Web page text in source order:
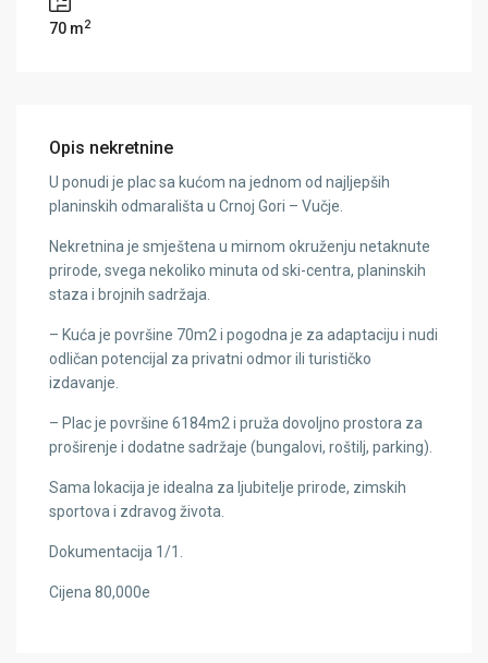
70 m2
Opis nekretnine
U ponudi je plac sa kućom na jednom od najljepših
planinskih odmarališta u Crnoj Gori – Vučje.
Nekretnina je smještena u mirnom okruženju netaknute
prirode, svega nekoliko minuta od ski-centra, planinskih
staza i brojnih sadržaja.
– Kuća je površine 70m2 i pogodna je za adaptaciju i nudi
odličan potencijal za privatni odmor ili turističko
izdavanje.
– Plac je površine 6184m2 i pruža dovoljno prostora za
proširenje i dodatne sadržaje (bungalovi, roštilj, parking).
Sama lokacija je idealna za ljubitelje prirode, zimskih
sportova i zdravog života.
Dokumentacija 1/1.
Cijena 80,000e